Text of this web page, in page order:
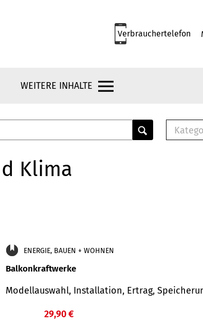
Verbrauchertelefon
WEITERE INHALTE
Klima
ENERGIE, BAUEN + WOHNEN
Balkonkraftwerke
Modellauswahl, Installation, Ertrag,
29,90 €